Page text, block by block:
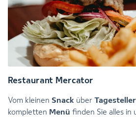
Restaurant Mercator
Vom kleinen Snack über Tagesteller
kompletten Menü finden Sie alles in